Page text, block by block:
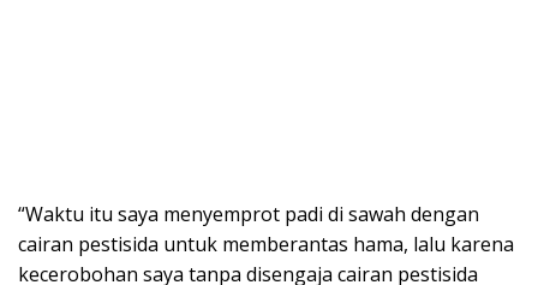
“Waktu itu saya menyemprot padi di sawah dengan
cairan pestisida untuk memberantas hama, lalu karena
kecerobohan saya tanpa disengaja cairan pestisida